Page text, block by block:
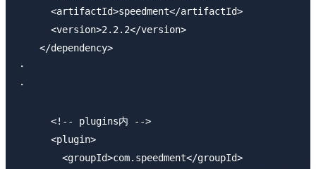
      <artifactId>speedment</artifactId>
      <version>2.2.2</version>
    </dependency>
・
・
      <!-- plugins内 -->
      <plugin>
        <groupId>com.speedment</groupId>